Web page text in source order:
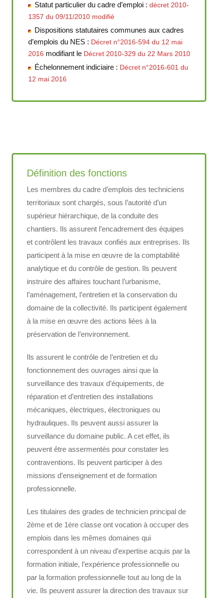
Statut particulier du cadre d’emploi :décret 2010-
1357 du 09/11/2010 modifié
Dispositions statutaires communes aux cadres
d’emplois du NES : Décret n°2016-594 du 12 mai
2016 modifiant le Décret 2010-329 du 22 Mars 2010
Échelonnement indiciaire : Décret n°2016-601 du
12 mai 2016
Définition des fonctions
Les membres du cadre d’emplois des techniciens
territoriaux sont chargés, sous l’autorité d’un
supérieur hiérarchique, de la conduite des
chantiers. Ils assurent l’encadrement des équipes
et contrôlent les travaux confiés aux entreprises. Ils
participent à la mise en œuvre de la comptabilité
analytique et du contrôle de gestion. Ils peuvent
instruire des affaires touchant l’urbanisme,
l’aménagement, l’entretien et la conservation du
domaine de la collectivité. Ils participent également
à la mise en œuvre des actions liées à la
préservation de l’environnement.
Ils assurent le contrôle de l’entretien et du
fonctionnement des ouvrages ainsi que la
surveillance des travaux d’équipements, de
réparation et d’entretien des installations
mécaniques, électriques, électroniques ou
hydrauliques. Ils peuvent aussi assurer la
surveillance du domaine public. A cet effet, ils
peuvent être assermentés pour constater les
contraventions. Ils peuvent participer à des
missions d’enseignement et de formation
professionnelle.
Les titulaires des grades de technicien principal de
2ème et de 1ère classe ont vocation à occuper des
emplois dans les mêmes domaines qui
correspondent à un niveau d’expertise acquis par la
formation initiale, l’expérience professionnelle ou
par la formation professionnelle tout au long de la
vie. Ils peuvent assurer la direction des travaux sur